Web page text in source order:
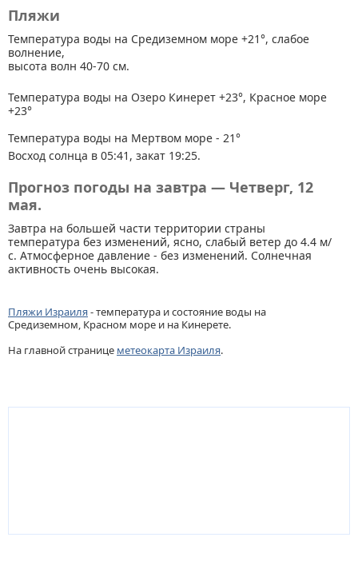
Пляжи
Температура воды на Средиземном море +21°, слабое
волнение,
высота волн 40-70 см.
Температура воды на Озеро Кинерет +23°, Красное море
+23°
Температура воды на Мертвом море - 21°
Восход солнца в 05:41, закат 19:25.
Прогноз погоды на завтра — Четверг, 12
мая.
Завтра на большей части территории страны
температура без изменений, ясно, слабый ветер до 4.4 м/
с. Атмосферное давление - без изменений. Солнечная
активность очень высокая.
Пляжи Израиля- температура и состояние воды на
Средиземном, Красном море и на Кинерете.
На главной странице метеокарта Израиля.